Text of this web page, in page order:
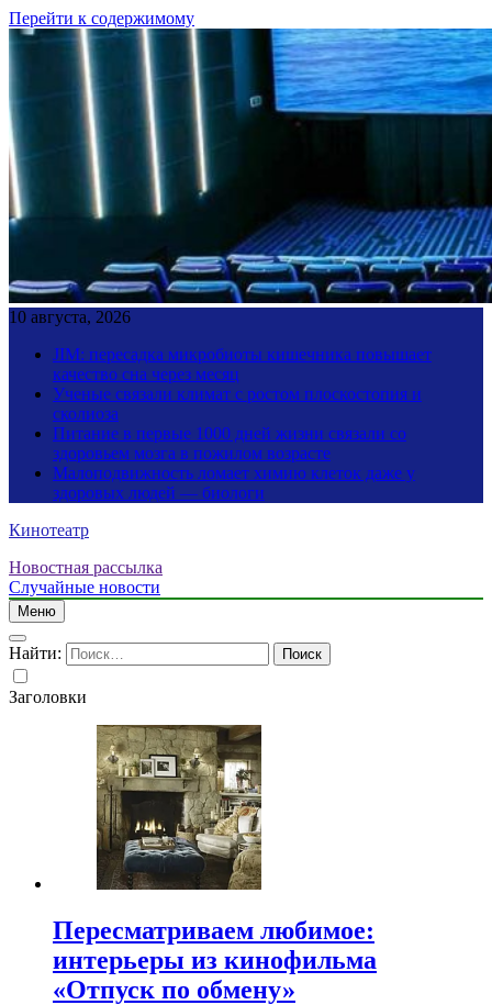
Перейти к содержимому
10 августа, 2026
JIM: пересадка микробиоты кишечника повышает
качество сна через месяц
Ученые связали климат с ростом плоскостопия и
сколиоза
Питание в первые 1000 дней жизни связали со
здоровьем мозга в пожилом возрасте
Малоподвижность ломает химию клеток даже у
здоровых людей — биологи
Кинотеатр
Новостная рассылка
Случайные новости
Меню
Найти:
Заголовки
Пересматриваем любимое:
интерьеры из кинофильма
«Отпуск по обмену»